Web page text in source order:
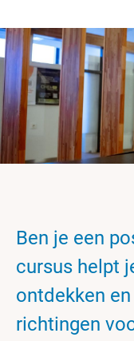
Ben je een
cursus helpt
ontdekken
richtingen